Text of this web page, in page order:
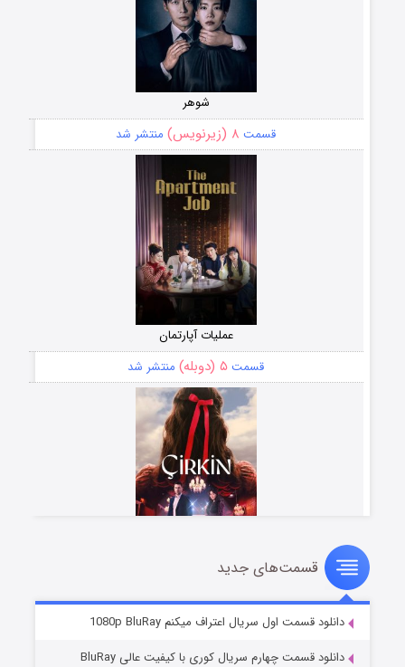
شوهر
قسمت ۸ (زیرنویس) منتشر شد
عملیات آپارتمان
قسمت ۵ (دوبله) منتشر شد
سریال زشت
قسمت۲ (زیرنویس) منتشر شد
قسمت‌های جدید
دانلود قسمت اول سریال اعتراف میکنم 1080p BluRay
دانلود قسمت چهارم سریال کوری با کیفیت عالی BluRay